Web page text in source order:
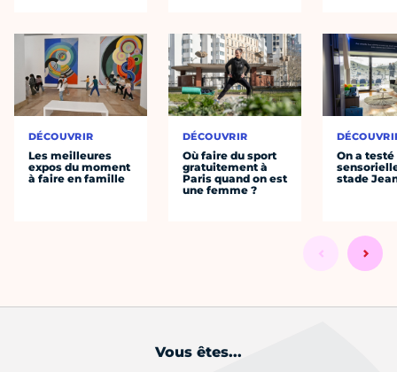
DÉCOUVRIR
Les meilleures
expos du moment
à faire en famille
DÉCOUVRIR
Où faire du sport
gratuitement à
Paris quand on est
une femme ?
On a
stade
Vous êtes...